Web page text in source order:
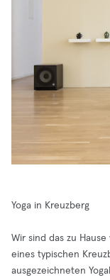
Yoga in Kreuzberg
Wir sind das zu
eines typischen
ausgezeichneten